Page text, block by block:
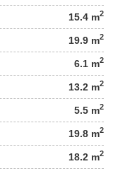
15.4 m2
19.9 m2
6.1 m2
13.2 m2
5.5 m2
19.8 m2
18.2 m2